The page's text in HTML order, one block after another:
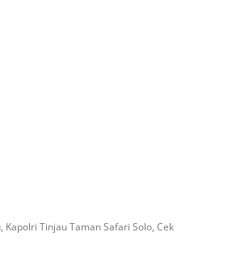
Kapolri Tinjau Taman Safari Solo, Cek